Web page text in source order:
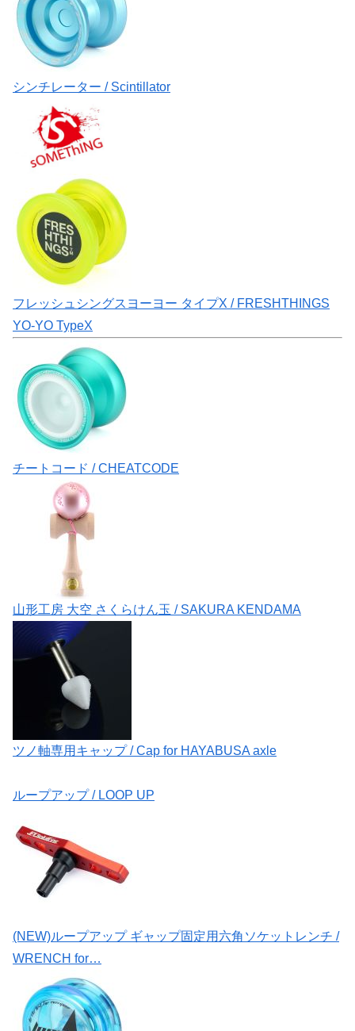
シンチレーター / Scintillator
フレッシュシングスヨーヨー タイプX / FRESHTHINGS
YO-YO TypeX
チートコード / CHEATCODE
山形工房 大空 さくらけん玉 / SAKURA KENDAMA
ツノ軸専用キャップ / Cap for HAYABUSA axle
ループアップ / LOOP UP
(NEW)ループアップ ギャップ固定用六角ソケットレンチ /
WRENCH for…